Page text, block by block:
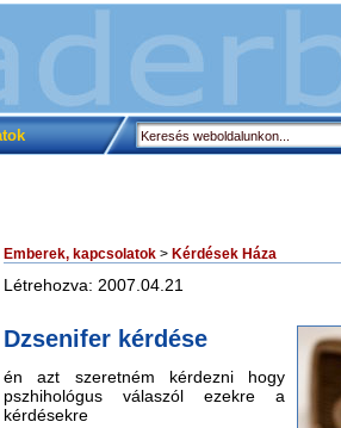
Emberek, kapcsolatok > Kérdések Háza
Létrehozva: 2007.04.21
Dzsenifer kérdése
én azt szeretném kérdezni hogy
pszhihológus válaszól ezekre a
kérdésekre